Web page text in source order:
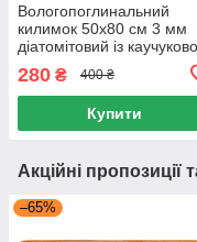
Вологопоглинальний
килимок 50х80 см 3 мм
діатомітовий із
основою, Килимок у
Різні кольори
280 ₴ 400 ₴
Купити
Акційні пропозиції
–65%